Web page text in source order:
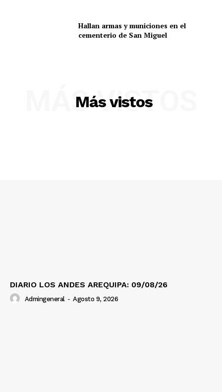
Nosotros
Contacto
Hallan armas y municiones en el
cementerio de San Miguel
Más vistos
MÁS VISTOS
DIARIO LOS ANDES AREQUIPA: 09/08/26
Admingeneral - Agosto 9, 2026